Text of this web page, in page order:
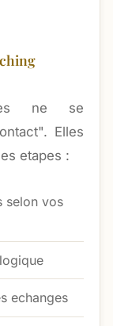
ne se
Elles
etapes :
selon vos
echanges